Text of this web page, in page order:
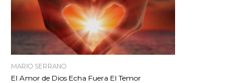
MARIO SERRANO
El Amor de Dios Echa Fuera El Temor